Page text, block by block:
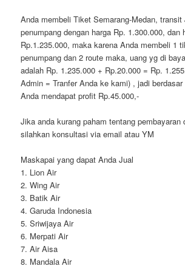
Anda membeli Tiket Semarang-Medan, transit
penumpang dengan harga Rp. 1.300.000, dan
Rp.1.235.000, maka karena Anda membeli 1
penumpang dan 2 route maka, uang yg di
adalah Rp. 1.235.000 + Rp.20.000 = Rp.
Admin = Tranfer Anda ke kami) , jadi
Anda mendapat profit Rp.45.000,-
Jika anda kurang paham tentang pembayaran
silahkan konsultasi via email atau YM
Maskapai yang dapat Anda Jual
1. Lion Air
2. Wing Air
3. Batik Air
4. Garuda Indonesia
5. Sriwijaya Air
6. Merpati Air
7. Air Aisa
8. Mandala Air